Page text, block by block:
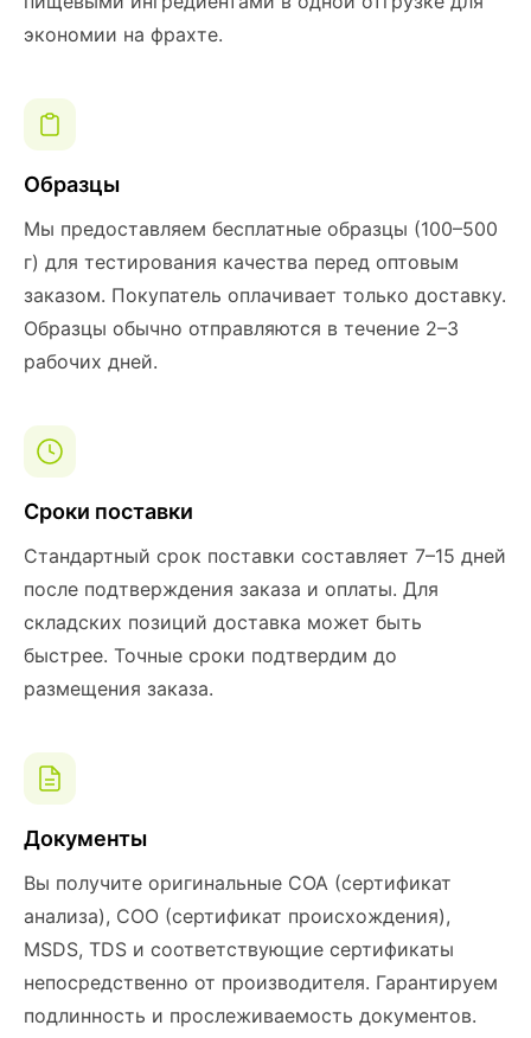
экономии на фрахте.
Образцы
Мы предоставляем бесплатные образцы (100–500
г) для тестирования качества перед оптовым
заказом. Покупатель оплачивает только доставку.
Образцы обычно отправляются в течение 2–3
рабочих дней.
Сроки поставки
Стандартный срок поставки составляет 7–15 дней
после подтверждения заказа и оплаты. Для
складских позиций доставка может быть
быстрее. Точные сроки подтвердим до
размещения заказа.
Документы
Вы получите оригинальные COA (сертификат
анализа), COO (сертификат происхождения),
MSDS, TDS и соответствующие сертификаты
непосредственно от производителя. Гарантируем
подлинность и прослеживаемость документов.